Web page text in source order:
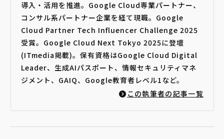
導入・活用を推進。Google Cloud専業パートナー、
コンサル系パートナー企業を経て現職。Google
Cloud Partner Tech Influencer Challenge 2025
受賞。Google Cloud Next Tokyo 2025に登壇
(ITmedia掲載)。保有資格はGoogle Cloud Digital
Leader、生成AIパスポート、情報セキュリティマネ
ジメント、GAIQ、Google教育者レベル1など。
この執筆者の記事一覧